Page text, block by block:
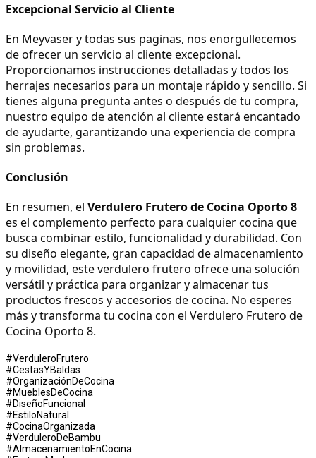
Excepcional Servicio al Cliente
En Meyvaser y todas sus paginas, nos enorgullecemos
de ofrecer un servicio al cliente excepcional.
Proporcionamos instrucciones detalladas y todos los
herrajes necesarios para un montaje rápido y sencillo. Si
tienes alguna pregunta antes o después de tu compra,
nuestro equipo de atención al cliente estará encantado
de ayudarte, garantizando una experiencia de compra
sin problemas.
Conclusión
En resumen, el Verdulero Frutero de Cocina Oporto 8
es el complemento perfecto para cualquier cocina que
busca combinar estilo, funcionalidad y durabilidad. Con
su diseño elegante, gran capacidad de almacenamiento
y movilidad, este verdulero frutero ofrece una solución
versátil y práctica para organizar y almacenar tus
productos frescos y accesorios de cocina. No esperes
más y transforma tu cocina con el Verdulero Frutero de
Cocina Oporto 8.
#VerduleroFrutero
#CestasYBaldas
#OrganizaciónDeCocina
#MueblesDeCocina
#DiseñoFuncional
#EstiloNatural
#CocinaOrganizada
#VerduleroDeBambu
#AlmacenamientoEnCocina